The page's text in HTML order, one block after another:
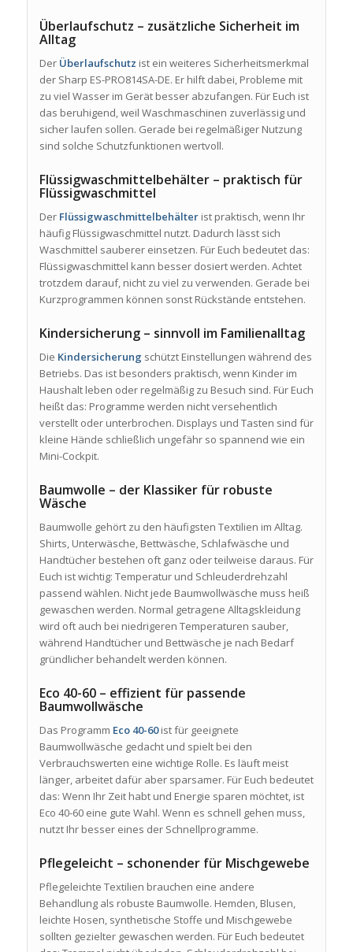
Überlaufschutz – zusätzliche Sicherheit im
Alltag
Der Überlaufschutz ist ein weiteres Sicherheitsmerkmal
der Sharp ES-PRO814SA-DE. Er hilft dabei, Probleme mit
zu viel Wasser im Gerät besser abzufangen. Für Euch ist
das beruhigend, weil Waschmaschinen zuverlässig und
sicher laufen sollen. Gerade bei regelmäßiger Nutzung
sind solche Schutzfunktionen wertvoll.
Flüssigwaschmittelbehälter – praktisch für
Flüssigwaschmittel
Der Flüssigwaschmittelbehälterist praktisch, wenn Ihr
häufig Flüssigwaschmittel nutzt. Dadurch lässt sich
Waschmittel sauberer einsetzen. Für Euch bedeutet das:
Flüssigwaschmittel kann besser dosiert werden. Achtet
trotzdem darauf, nicht zu viel zu verwenden. Gerade bei
Kurzprogrammen können sonst Rückstände entstehen.
Kindersicherung – sinnvoll im Familienalltag
Die Kindersicherung schützt Einstellungen während des
Betriebs. Das ist besonders praktisch, wenn Kinder im
Haushalt leben oder regelmäßig zu Besuch sind. Für Euch
heißt das: Programme werden nicht versehentlich
verstellt oder unterbrochen. Displays und Tasten sind für
kleine Hände schließlich ungefähr so spannend wie ein
Mini-Cockpit.
Baumwolle – der Klassiker für robuste
Wäsche
Baumwolle gehört zu den häufigsten Textilien im Alltag.
Shirts, Unterwäsche, Bettwäsche, Schlafwäsche und
Handtücher bestehen oft ganz oder teilweise daraus. Für
Euch ist wichtig: Temperatur und Schleuderdrehzahl
passend wählen. Nicht jede Baumwollwäsche muss heiß
gewaschen werden. Normal getragene Alltagskleidung
wird oft auch bei niedrigeren Temperaturen sauber,
während Handtücher und Bettwäsche je nach Bedarf
gründlicher behandelt werden können.
Eco 40-60 – effizient für passende
Baumwollwäsche
Das Programm Eco 40-60ist für geeignete
Baumwollwäsche gedacht und spielt bei den
Verbrauchswerten eine wichtige Rolle. Es läuft meist
länger, arbeitet dafür aber sparsamer. Für Euch bedeutet
das: Wenn Ihr Zeit habt und Energie sparen möchtet, ist
Eco 40-60 eine gute Wahl. Wenn es schnell gehen muss,
nutzt Ihr besser eines der Schnellprogramme.
Pflegeleicht – schonender für Mischgewebe
Pflegeleichte Textilien brauchen eine andere
Behandlung als robuste Baumwolle. Hemden, Blusen,
leichte Hosen, synthetische Stoffe und Mischgewebe
sollten gezielter gewaschen werden. Für Euch bedeutet